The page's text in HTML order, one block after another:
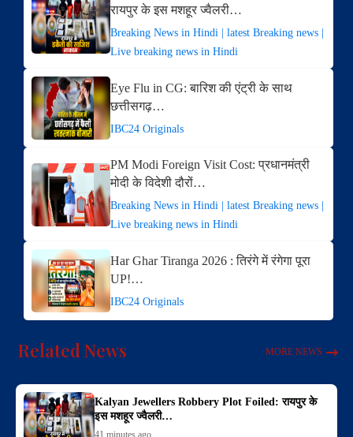
रायपुर के इस मशहूर ज्वैलरी…
Breaking News in Hindi | latest Breaking news |
Live breaking news in Hindi
Eye Flu in CG: बारिश की एंट्री के साथ
छत्तीसगढ़…
IBC24 Originals
PM Modi Foreign Visit Cost: प्रधानमंत्री
मोदी के विदेशी दौरों…
Breaking News in Hindi | latest Breaking news |
Live breaking news in Hindi
Har Ghar Tiranga 2026 : तिरंगे में रंगेगा पूरा
UP!…
IBC24 Originals
Related News MORE NEWS
Kalyan Jewellers Robbery Plot Foiled: रायपुर के
इस मशहूर ज्वैलरी…